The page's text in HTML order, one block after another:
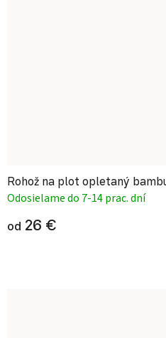
Rohož na plot opletaný
Odosielame do 7-14 prac. dní
od 26 €